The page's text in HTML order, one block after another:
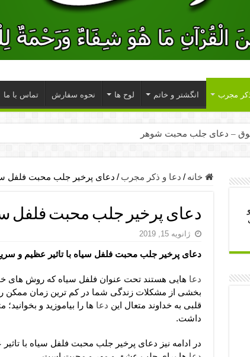
مجرب انگشتر و خاتم لوح ها نحوه سفارش تماس با ما
– دعای جلب محبت شوهر
– دعای یا من اظهر الجمیل برای حاجت
آن ها – ذکر مخصوص مستجاب الدعوه شدن
– دعای ترس و بی خوابی کودکان
دعای رفع مشکلات و طلب حاجت
– آیه‌ جلب ثروت و برکت مال
چشم زخم – دعای چشم زخم ماشاالله
برای آرامش قلب و رفع اضطراب
– دعای ثروت حضرت سلیمان
خانه / دعا و ذکر مجرب / دعای پرخیر جلب محبت فلفل
دعای پرخیر جلب محبت فلفل
ژانویه 15, 2019
دعای پرخیر جلب محبت فلفل سیاه با تاثیر عظیم و
دعا هایی هستند تحت عنوان فلفل سیاه که روش های
بخشی از مشکلات زندگی شما در کم ترین زمان ممکن
قلبی به خداوند متعال این دعا ها را بیاموزید و
داشت.
در ادامه نیز دعای پرخیر جلب محبت فلفل سیاه با